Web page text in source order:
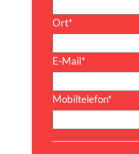
Ort*
E-Mail*
Mobiltelefon*